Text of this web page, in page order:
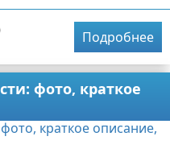
Подробнее
фото, краткое